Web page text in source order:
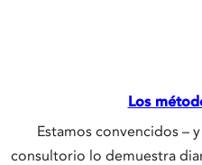
Los
Estamos convencidos –
consultorio lo demuestra